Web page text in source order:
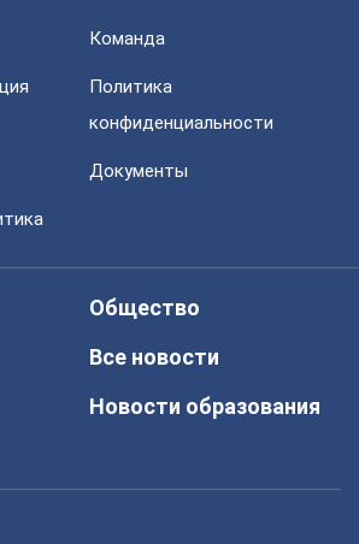
Команда
Политика
конфиденциальности
Документы
Общество
Все новости
Новости образования